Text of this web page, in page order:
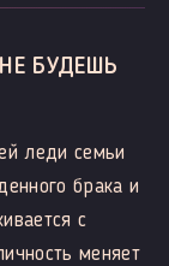
БУДЕШЬ
леди семьи
брака и
с
меняет